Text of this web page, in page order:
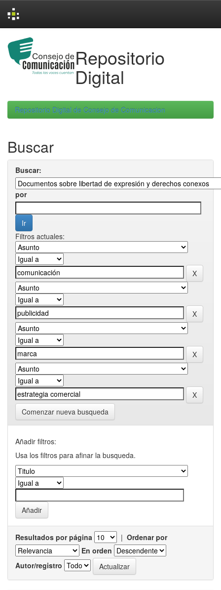
navigation
Repositorio
Digital
Repositorio Digital de Consejo de Comunicacion
Buscar
Buscar:
por
Filtros actuales:
Comenzar nueva busqueda
Añadir filtros:
Usa los filtros para afinar la busqueda.
Resultados por página | Ordenar por
En orden
Autor/registro